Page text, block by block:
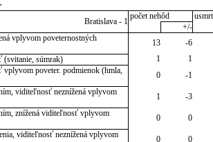
Bratislava - 1
počet nehôd
+/-
vplyvom poveternostných
13
-6
(svitanie, súmrak)
1
1
poveter. podmienok (hmla,
0
-1
viditeľnosť neznížená vplyvom
1
-3
znížená viditeľnosť vplyvom
0
0
viditeľnosť neznížená vplyvom
0
0